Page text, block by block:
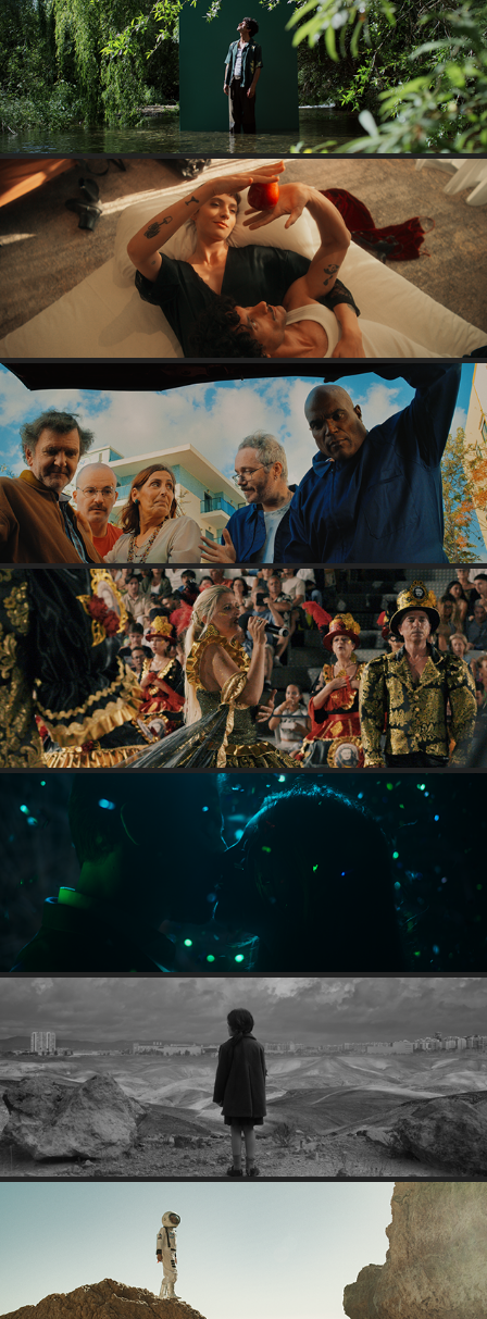
AQUA COLONIA - YUZU & CEDARWOOD SPOT
NOT STRANGERS
AMARRADA
SANTOS POPULARES DE QUARTEIRA
QUARTEIRA NÁO É UMA HISTÓRIA QUALQUER
TU DECIDES
PORTUGUESE SPACE ODYSSEY